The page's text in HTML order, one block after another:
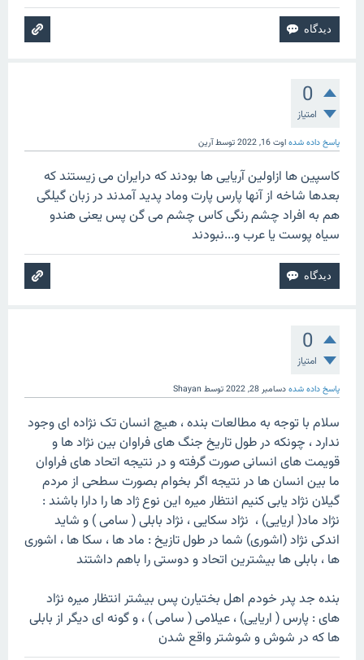
0
امتیاز
پاسخ داده شدهاوت 16, 2022 توسطآرین
کاسپین ها ازاولین آریایی ها بودند که درایران می زیستند که
بعدها شاخه از آنها پارس پارت وماد پدید آمدند در زبان گیلگی
هم به افراد چشم رنگی کاس چشم می گن پس یعنی هندو
سیاه پوست یا عرب و...نبودند
0
امتیاز
پاسخ داده شدهدسامبر 28, 2022 توسط Shayan
سلام با توجه به مطالعات بنده ، هیچ انسان تک نژاده ای وجود
ندارد ، چونکه در طول تاریخ جنگ های فراوان بین نژاد ها و
قویمت های انسانی صورت گرفته و در نتیجه اتحاد های فراوان
ما بین انسان ها در نتیجه اگر بخوام بصورت سطحی از مردم
گیلان نژاد یابی کنیم انتظار میره این نوع ژاد ها را دارا باشند :
نژاد ماد( اریایی) ، نژاد سکایی ، نژاد بابلی ( سامی ) و شاید
اندکی نژاد (اشوری) شما در طول تازیخ : ماد ها ، سکا ها ، اشوری
ها ، بابلی ها بیشترین اتحاد و دوستی را باهم داشتند
بنده جد پدر خودم اهل بختیارن پس بیشتر انتظار میره نژاد
های : پارس ( اریایی) ، عیلامی ( سامی ) ، و گونه ای دیگر از بابلی
ها که در شوش و شوشتر واقع شدن